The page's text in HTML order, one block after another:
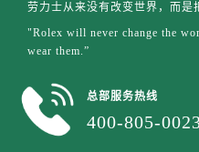
劳力士从来没有改变世界，而是
"Rolex will never change the
wear them.”
总部服务热线
400-805-